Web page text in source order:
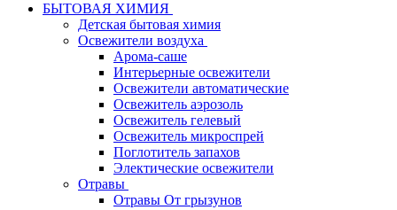
БЫТОВАЯ ХИМИЯ
Детская бытовая химия
Освежители воздуха
Арома-саше
Интерьерные освежители
Освежители автоматические
Освежитель аэрозоль
Освежитель гелевый
Освежитель микроспрей
Поглотитель запахов
Электические освежители
Отравы
Отравы От грызунов